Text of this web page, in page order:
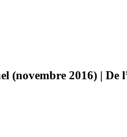
(novembre 2016) |